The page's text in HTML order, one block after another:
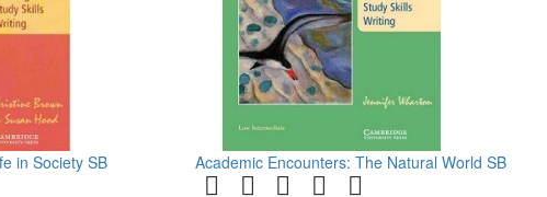
in Society SB Academic Encounters: The Natural World SB